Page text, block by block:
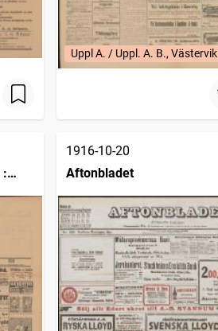
Uppl A. / Uppl. A. B., Västervik
:
1916-10-20
Aftonbladet